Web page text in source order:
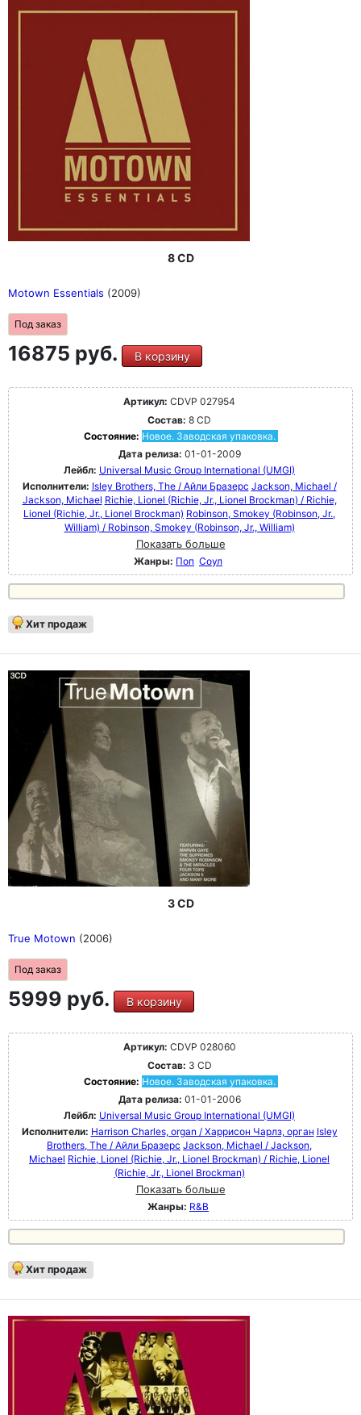
8 CD
Motown Essentials (2009)
Под заказ
16875 руб. В корзину
Артикул: CDVP 027954
Состав: 8 CD
Состояние: Новое. Заводская упаковка.
Дата релиза: 01-01-2009
Лейбл: Universal Music Group International (UMGI)
Исполнители: Isley Brothers, The / Айли Бразерс Jackson, Michael /
Jackson, Michael Richie, Lionel (Richie, Jr., Lionel Brockman) / Richie,
Lionel (Richie, Jr., Lionel Brockman) Robinson, Smokey (Robinson, Jr.,
William) / Robinson, Smokey (Robinson, Jr., William)
Показать больше
Жанры: Поп Соул
Хит продаж
3 CD
True Motown (2006)
Под заказ
5999 руб. В корзину
Артикул: CDVP 028060
Состав: 3 CD
Состояние: Новое. Заводская упаковка.
Дата релиза: 01-01-2006
Лейбл: Universal Music Group International (UMGI)
Исполнители: Harrison Charles, organ / Харрисон Чарлз, орган Isley
Brothers, The / Айли Бразерс Jackson, Michael / Jackson,
Michael Richie, Lionel (Richie, Jr., Lionel Brockman) / Richie, Lionel
(Richie, Jr., Lionel Brockman)
Показать больше
Жанры: R&B
Хит продаж